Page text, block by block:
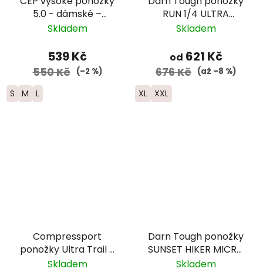
5.0 - dámské –
oranžová
Skladem
539 Kč
550 Kč (–2 %)
S M L
RUN 1/4 ULTRA
Lightweight s
černé
Skladem
od 621 Kč
676 Kč (až –8 %)
XL XXL
Compressport
ponožky Ultra Trail -
černá/červená
Skladem
Darn Tough ponožky
SUNSET HIKER MICRO
CREW Lightweight
Skladem